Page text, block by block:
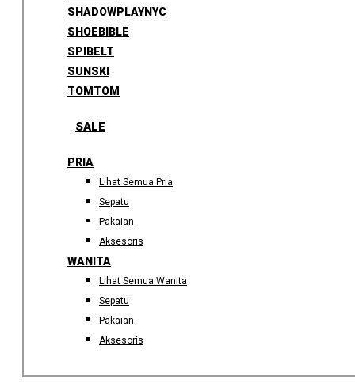
SHADOWPLAYNYC
SHOEBIBLE
SPIBELT
SUNSKI
TOMTOM
SALE
PRIA
Lihat Semua Pria
Sepatu
Pakaian
Aksesoris
WANITA
Lihat Semua Wanita
Sepatu
Pakaian
Aksesoris